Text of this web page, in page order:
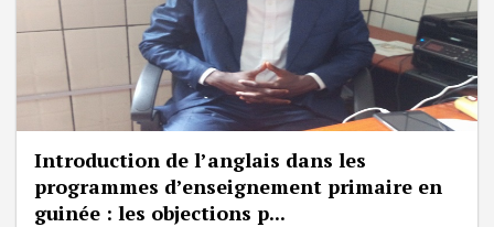
Introduction de l’anglais dans les
programmes d’enseignement primaire en
guinée : les objections p...